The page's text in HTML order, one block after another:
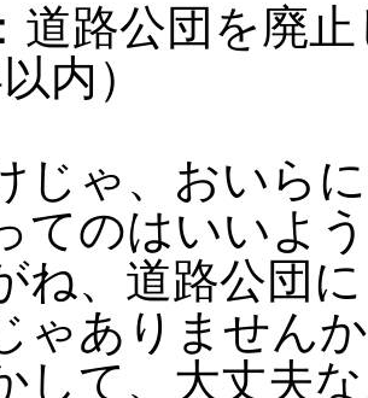
道路公団を廃
内）
じゃ、おいら
てのはいいよ
ね、道路公団
ゃありません
して、大丈夫